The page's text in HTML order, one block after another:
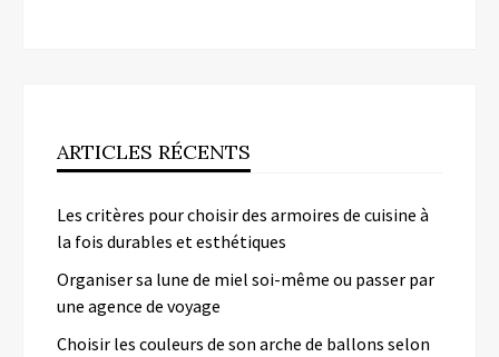
ARTICLES RÉCENTS
Les critères pour choisir des armoires de cuisine à
la fois durables et esthétiques
Organiser sa lune de miel soi-même ou passer par
une agence de voyage
Choisir les couleurs de son arche de ballons selon